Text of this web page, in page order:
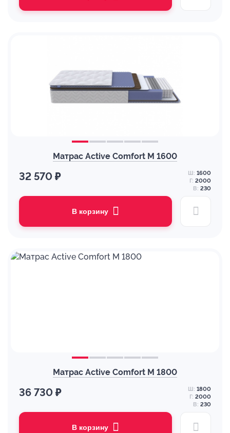
Матрас Active Comfort M 1600
32 570 ₽ Ш: 1600
Г: 2000
В: 230
В корзину
Матрас Active Comfort M 1800
36 730 ₽ Ш: 1800
Г: 2000
В: 230
В корзину